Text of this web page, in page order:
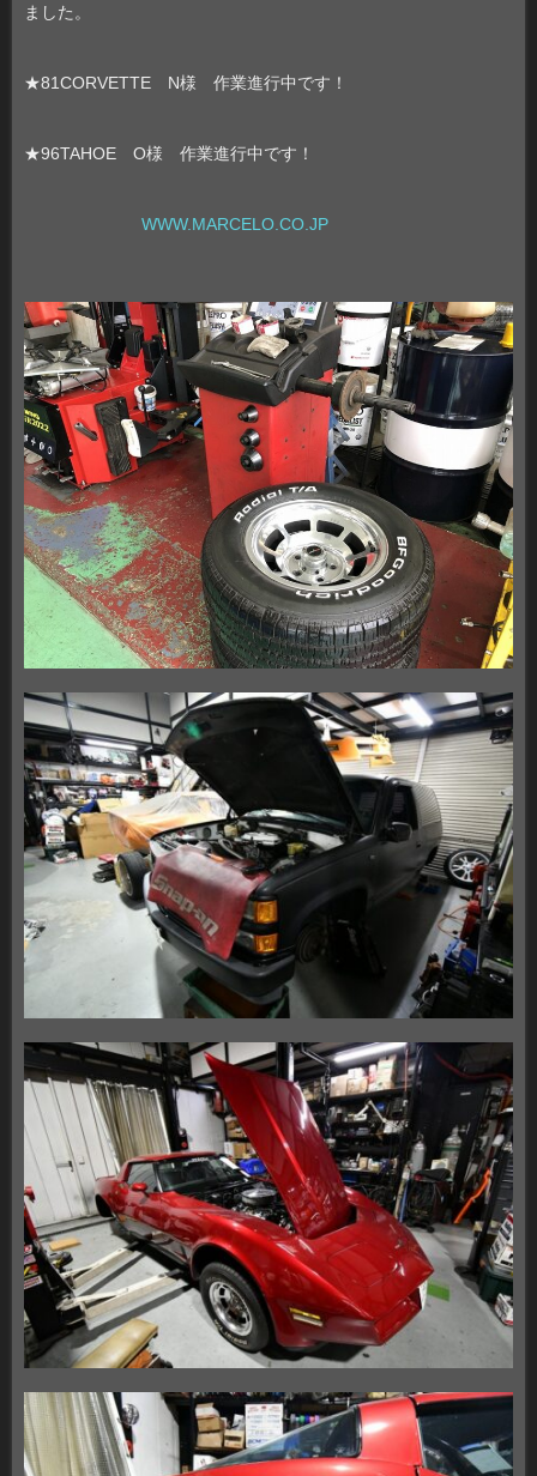
ました。
★81CORVETTE N様 作業進行中です！
★96TAHOE O様 作業進行中です！
WWW.MARCELO.CO.JP